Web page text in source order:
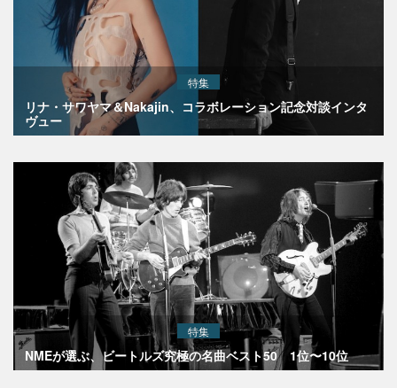
特集
リナ・サワヤマ＆Nakajin、コラボレーション記念対談インタ
ヴュー
特集
NMEが選ぶ、ビートルズ究極の名曲ベスト50 1位〜10位